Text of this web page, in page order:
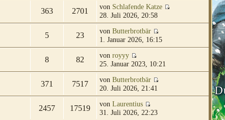
363 2701 von Schlafende Katze
28. Juli 2026, 20:58
5 23 von Butterbrotbär
1. Januar 2026, 16:15
8 82 von royyy
25. Januar 2023, 10:21
371 7517 von Butterbrotbär
20. Juli 2026, 21:41
2457 17519 von Laurentius
31. Juli 2026, 22:23